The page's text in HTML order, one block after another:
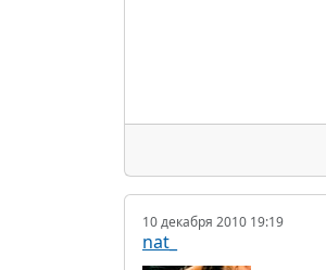
10 декабря 2010 19:19
nat_